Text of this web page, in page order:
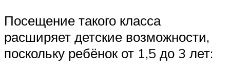
Посещение такого класса
расширяет детские возможности,
поскольку ребёнок от 1,5 до 3 лет: